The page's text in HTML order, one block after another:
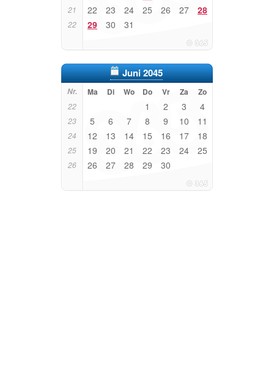
21 22 23 24 25 26 27 28
22 29 30 31
Juni 2045
Nr. Ma Di Wo Do Vr Za Zo
22 1 2 3 4
23 5 6 7 8 9 10 11
24 12 13 14 15 16 17 18
25 19 20 21 22 23 24 25
26 26 27 28 29 30